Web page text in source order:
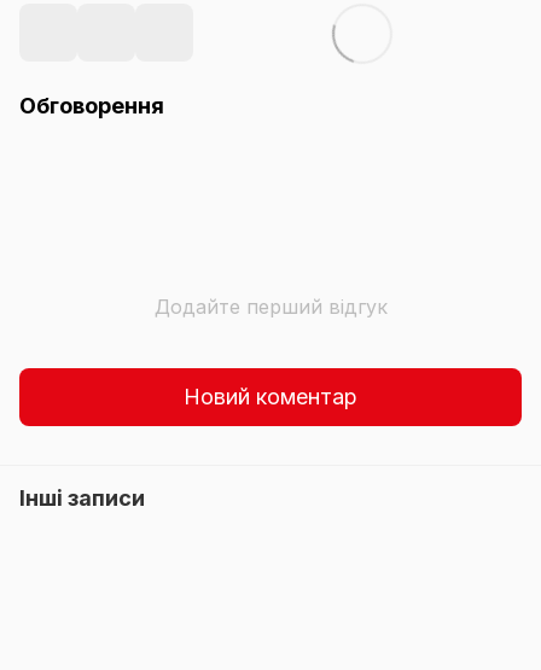
Обговорення
Додайте перший відгук
Новий коментар
Інші записи